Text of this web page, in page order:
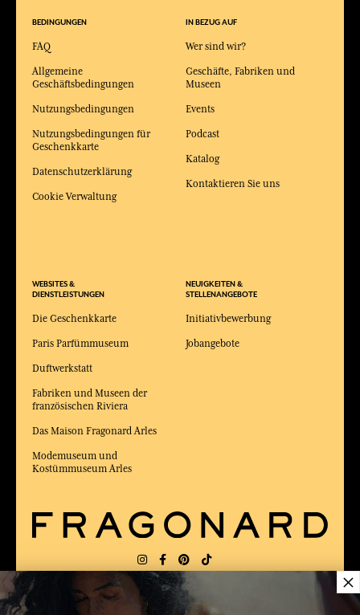
BEDINGUNGEN
FAQ
Allgemeine
Geschäftsbedingungen
Nutzungsbedingungen
Nutzungsbedingungen für
Geschenkkarte
Datenschutzerklärung
Cookie Verwaltung
WEBSITES &
DIENSTLEISTUNGEN
Die Geschenkkarte
Paris Parfümmuseum
Duftwerkstatt
Fabriken und Museen der
französischen Riviera
Das Maison Fragonard Arles
Modemuseum und
Kostümmuseum Arles
IN BEZUG AUF
Wer sind wir?
Geschäfte, Fabriken und
Museen
Events
Podcast
Katalog
Kontaktieren Sie uns
NEUIGKEITEN &
STELLENANGEBOTE
Initiativbewerbung
Jobangebote
LIEFERUNG: SPRACHE:
×